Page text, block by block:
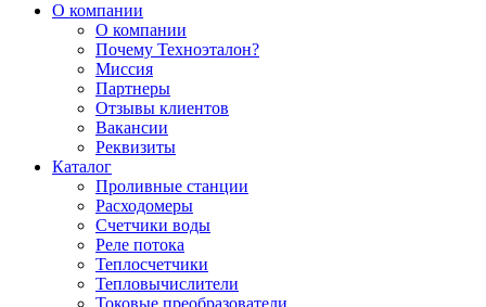
О компании
О компании
Почему Техноэталон?
Миссия
Партнеры
Отзывы клиентов
Вакансии
Реквизиты
Каталог
Проливные станции
Расходомеры
Счетчики воды
Реле потока
Теплосчетчики
Тепловычислители
Токовые преобразователи